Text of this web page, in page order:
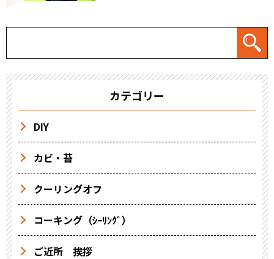
カテゴリー
DIY
カビ・苔
クーリングオフ
コーキング（ｼｰﾘﾝｸﾞ）
ご近所 挨拶